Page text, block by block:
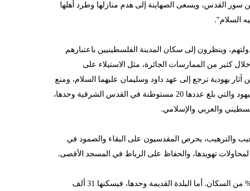
سور القدس، ويسعى الصهاينة إلى هدم منازلها وطرد أهلها
وينظرون إلى سكان المدينة الفلسطينيين باعتبارهم
كثير من الممارسات الجائرة، مثل الاستيلاء على
يهودية ترجع إلى عهد داود وسليمان عليهما السلام، ومنع
بناء منازل فلسطينية جديدة، في مقابل إقامة المستوطنات لليهود والتي بلغ عددها 20 مستوطنة في القدس الشرقية وحدها،
والعربي والإسلامي.
والترهيب، يحرص المقدسيون على البقاء والصمود في
تهويدها، والحفاظ على الرباط في المسجد الأقصى.
وتبلغ نسبة الفلسطينيين في القدس بشطريها حاليا حوالي 35% من السكان. أما البلدة القديمة وحدها، فيسكنها 31 ألف